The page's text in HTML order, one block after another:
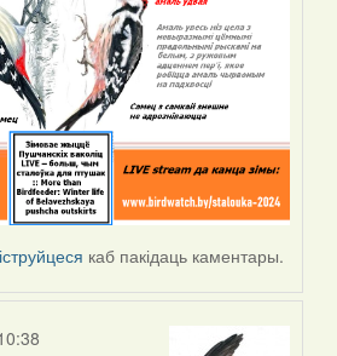
каб пакідаць каментары.